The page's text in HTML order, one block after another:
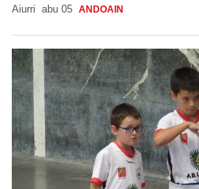
Aiurri abu 05 ANDOAIN